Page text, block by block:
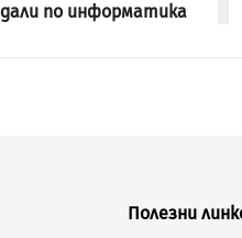
по информатика
Полезни